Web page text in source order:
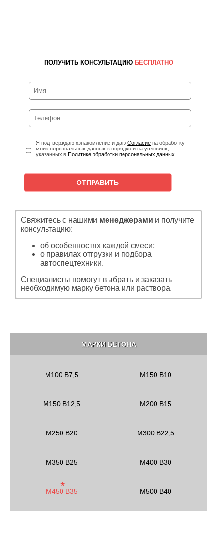
ПОЛУЧИТЬ КОНСУЛЬТАЦИЮ БЕСПЛАТНО
Я подтверждаю ознакомление и даюСогласие на обработку
моих персональных данных в порядке и на условиях,
указанных вПолитике обработки персональных данных
Свяжитесь с нашими менеджерами и получите
консультацию:
об особенностях каждой смеси;
о правилах отгрузки и подбора
автоспецтехники.
Специалисты помогут выбрать и заказать
необходимую марку бетона или раствора.
МАРКИ БЕТОНА
M100 B7,5 M150 B10
M150 B12,5 M200 B15
М250 В20 М300 В22,5
М350 В25 M400 B30
M450 B35 M500 B40